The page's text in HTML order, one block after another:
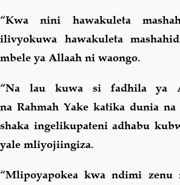
“Kwa nini hawakuleta
ilivyokuwa hawakuleta
mbele ya Allaah ni waongo.
“Na lau kuwa si fadhila ya
na Rahmah Yake katika dunia
shaka ingelikupateni adhabu
yale mliyojiingiza.
“Mlipoyapokea kwa ndimi zenu